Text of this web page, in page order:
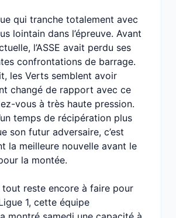
qui tranche totalement avec
lointain dans l’épreuve. Avant
l’ASSE avait perdu ses
confrontations de barrage.
les Verts semblent avoir
changé de rapport avec ce
vous à très haute pression.
temps de récipération plus
son futur adversaire, c’est
la meilleure nouvelle avant le
la montée.
tout reste encore à faire pour
1, cette équipe